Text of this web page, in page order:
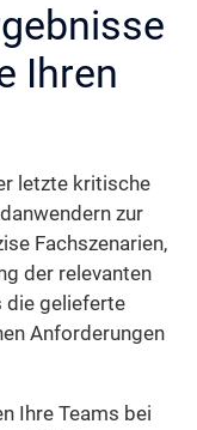
Ihren
letzte kritische
zur
Fachszenarien,
der relevanten
die gelieferte
Anforderungen
Ihre Teams bei